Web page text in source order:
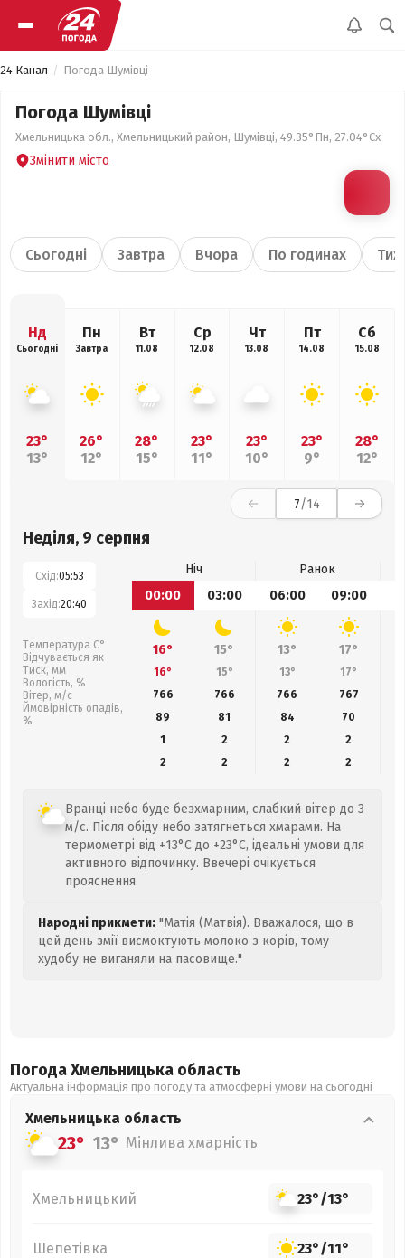
24 Канал Погода Шумівці
Погода Шумівці
Хмельницька обл., Хмельницький район, Шумівці, 49.35°Пн, 27.04°Сх
Змінити місто
Сьогодні Завтра Вчора По годинах
Нд
Сьогодні
23°
13°
Пн
Завтра
26°
12°
Вт
11.08
28°
15°
Ср
12.08
23°
11°
Чт
13.08
23°
10°
Пт
14.08
23°
9°
Сб
15.08
28°
12°
7/14
Неділя, 9 серпня
Схід:05:53
Захід:20:40
Температура С°
Відчувається як
Тиск, мм
Вологість, %
Вітер, м/с
Ймовірність опадів,
%
Ніч
Ранок
00:00
03:00 06:00 09:00
16° 15° 13° 17°
16° 15° 13° 17°
766
766 766 767
89
81 84 70
1
2 2
2
2
2 2 2
Вранці небо буде безхмарним, слабкий вітер до 3
м/с. Після обіду небо затягнеться хмарами. На
термометрі від +13°C до +23°C, ідеальні умови для
активного відпочинку. Ввечері очікується
прояснення.
Народні прикмети: "Матія (Матвія). Вважалося, що в
цей день змії висмоктують молоко з корів, тому
худобу не виганяли на пасовище."
Погода Хмельницька область
Актуальна інформація про погоду та атмосферні умови на сьогодні
Хмельницька область
23° 13° Мінлива хмарність
Хмельницький 23°/13°
Шепетівка 23°/11°